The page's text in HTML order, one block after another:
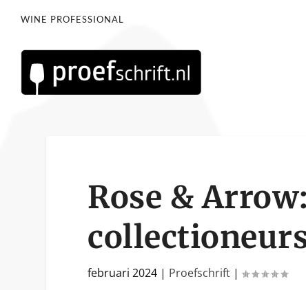
WINE PROFESSIONAL
Rose &
februari 2024 | Proefschrift |